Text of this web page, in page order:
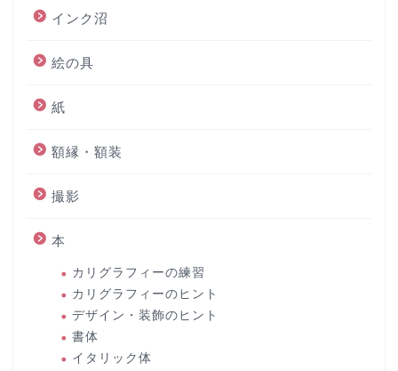
インク沼
絵の具
紙
額縁・額装
撮影
本
カリグラフィーの練習
カリグラフィーのヒント
デザイン・装飾のヒント
書体
イタリック体